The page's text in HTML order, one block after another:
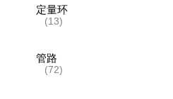
定量环
(13)
管路
(72)